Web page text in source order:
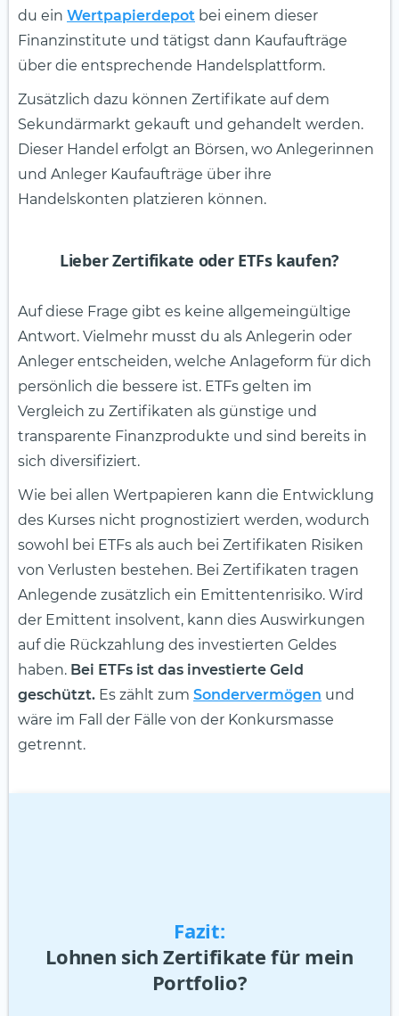
du ein Wertpapierdepot bei einem dieser
Finanzinstitute und tätigst dann Kaufaufträge
über die entsprechende Handelsplattform.
Zusätzlich dazu können Zertifikate auf dem
Sekundärmarkt gekauft und gehandelt werden.
Dieser Handel erfolgt an Börsen, wo Anlegerinnen
und Anleger Kaufaufträge über ihre
Handelskonten platzieren können.
Lieber Zertifikate oder ETFs kaufen?
Auf diese Frage gibt es keine allgemeingültige
Antwort. Vielmehr musst du als Anlegerin oder
Anleger entscheiden, welche Anlageform für dich
persönlich die bessere ist. ETFs gelten im
Vergleich zu Zertifikaten als günstige und
transparente Finanzprodukte und sind bereits in
sich diversifiziert.
Wie bei allen Wertpapieren kann die Entwicklung
des Kurses nicht prognostiziert werden, wodurch
sowohl bei ETFs als auch bei Zertifikaten Risiken
von Verlusten bestehen. Bei Zertifikaten tragen
Anlegende zusätzlich ein Emittentenrisiko. Wird
der Emittent insolvent, kann dies Auswirkungen
auf die Rückzahlung des investierten Geldes
haben. Bei ETFs ist das investierte Geld
geschützt. Es zählt zum Sondervermögen und
wäre im Fall der Fälle von der Konkursmasse
getrennt.
Fazit:
Lohnen sich Zertifikate für mein
Portfolio?